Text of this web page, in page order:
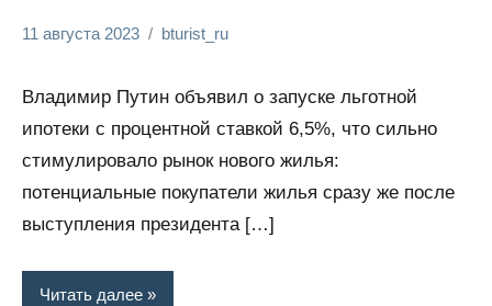
финансы
11 августа 2023 bturist_ru
Владимир Путин объявил о запуске льготной
ипотеки с процентной ставкой 6,5%, что сильно
стимулировало рынок нового жилья:
потенциальные покупатели жилья сразу же после
выступления президента […]
Читать далее